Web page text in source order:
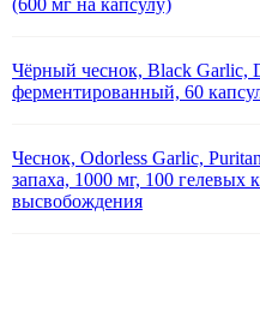
Чёрный чеснок, Black Garlic,
ферментированный, 60
Чеснок, Odorless Garlic,
запаха, 1000 мг, 100 гелевых
высвобождения